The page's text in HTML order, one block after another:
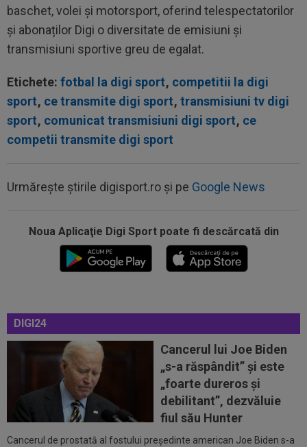
baschet, volei și motorsport, oferind telespectatorilor
și abonaților Digi o diversitate de emisiuni și
transmisiuni sportive greu de egalat.
Etichete: fotbal la digi sport, competitii la digi
sport, ce transmite digi sport, transmisiuni tv digi
sport, comunicat transmisiuni digi sport, ce
competii transmite digi sport
Urmărește știrile digisport.ro și pe Google News
Noua Aplicaţie Digi Sport poate fi descărcată din
DIGI24
Cancerul lui Joe Biden
„s-a răspândit” şi este
„foarte dureros și
debilitant”, dezvăluie
fiul său Hunter
Cancerul de prostată al fostului preşedinte american Joe Biden s-a
OFICIAL
România și-a anunțat lotul pentru
14:14 VIDEO
Rareș Pieleanu, campion la Curtea de
Argeș, după 6-2, 6-1 cu Giannicola Misasi
OFICIAL
Surpriză! Jucătorul dorit de Gigi
Becali, care ”poate juca la orice echipă din...
VIDEO
Radu Naum a rămas ”mască”, după ce
l-a auzit pe antrenorul de la FC Voluntari...
13:47
Antrenorul lui Union SG a dat verdictul, după ce